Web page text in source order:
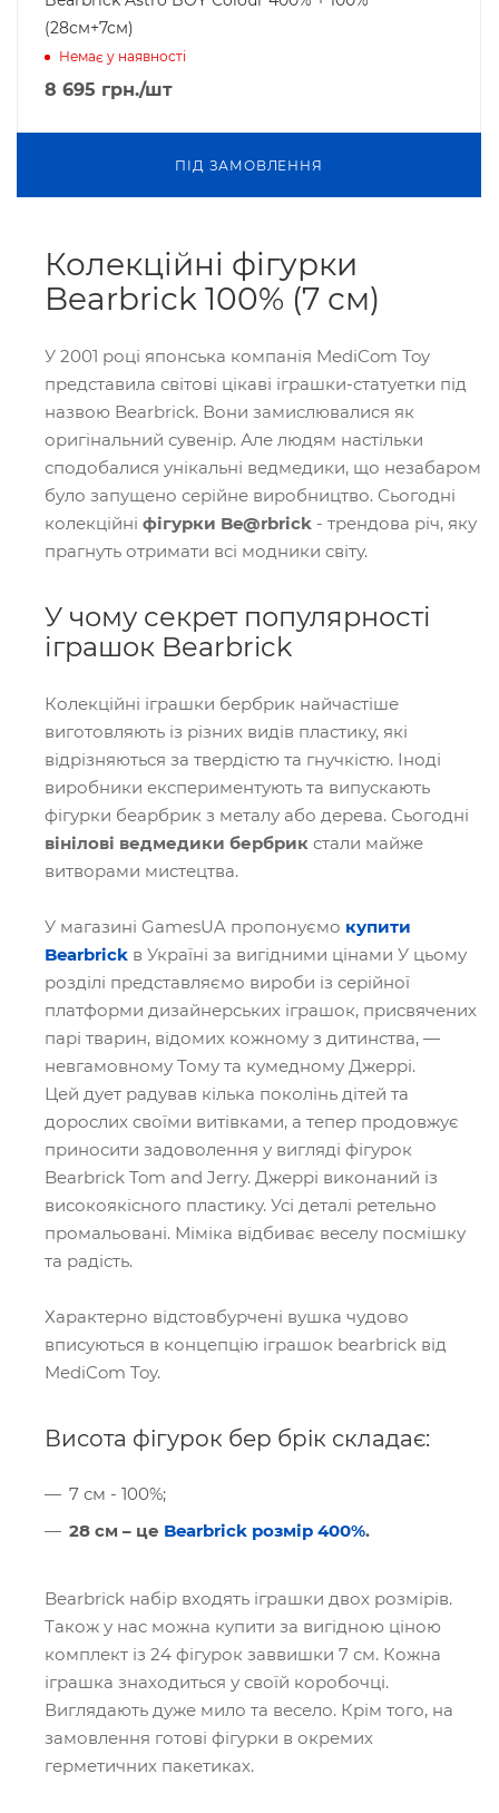
(28см+7см)
Немає у наявності
8 695 грн./шт
ПIД ЗАМОВЛЕННЯ
Колекційні фігурки
Bearbrick 100% (7 см)
У 2001 році японська компанія MediCom Toy
представила світові цікаві іграшки-статуетки під
назвою Bearbrick. Вони замислювалися як
оригінальний сувенір. Але людям настільки
сподобалися унікальні ведмедики, що незабаром
було запущено серійне виробництво. Сьогодні
колекційні фігурки Be@rbrick - трендова річ, яку
прагнуть отримати всі модники світу.
У чому секрет популярності
іграшок Bearbrick
Колекційні іграшки бербрик найчастіше
виготовляють із різних видів пластику, які
відрізняються за твердістю та гнучкістю. Іноді
виробники експериментують та випускають
фігурки беарбрик з металу або дерева. Сьогодні
вінілові ведмедики бербрик стали майже
витворами мистецтва.
У магазині GamesUA пропонуємо купити
Bearbrick в Україні за вигідними цінами У цьому
розділі представляємо вироби із серійної
платформи дизайнерських іграшок, присвячених
парі тварин, відомих кожному з дитинства, —
невгамовному Тому та кумедному Джеррі.
Цей дует радував кілька поколінь дітей та
дорослих своїми витівками, а тепер продовжує
приносити задоволення у вигляді фігурок
Bearbrick Tom and Jerry. Джеррі виконаний із
високоякісного пластику. Усі деталі ретельно
промальовані. Міміка відбиває веселу посмішку
та радість.
Характерно відстовбурчені вушка чудово
вписуються в концепцію іграшок bearbrick від
MediCom Toy.
Висота фігурок бер брік складає:
7 см - 100%;
28 см – це Bearbrick розмір 400%.
Bearbrick набір входять іграшки двох розмірів.
Також у нас можна купити за вигідною ціною
комплект із 24 фігурок заввишки 7 см. Кожна
іграшка знаходиться у своїй коробочці.
Виглядають дуже мило та весело. Крім того, на
замовлення готові фігурки в окремих
герметичних пакетиках.